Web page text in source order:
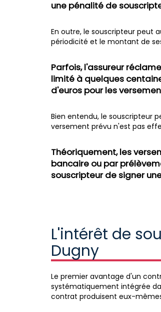
une pénalité de
En outre, le souscripteur peut
périodicité et le montant de
Parfois, l'assureur
limité à quelques
d'euros pour les
Bien entendu, le souscripteur
versement prévu n'est pas
Théoriquement, les
bancaire ou par
souscripteur de signer
L'intérêt de
Dugny
Le premier avantage d'un
systématiquement intégrée
contrat produisent eux-